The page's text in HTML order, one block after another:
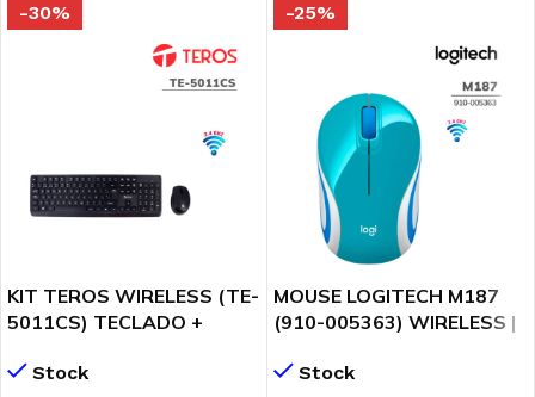
-30%
KIT TEROS WIRELESS (TE-
5011CS) TECLADO +
Stock
-25%
MOUSE LOGITECH M187
(910-005363) WIRELESS |
Stock